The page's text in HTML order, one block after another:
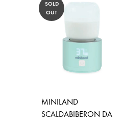
SOLD
OUT
MINILAND
SCALDABIBERON DA